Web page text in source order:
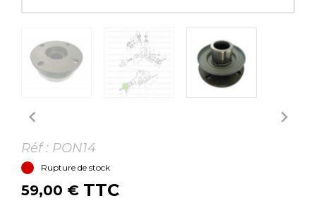
 
Réf : PON14
Rupture de stock
59,00 € TTC